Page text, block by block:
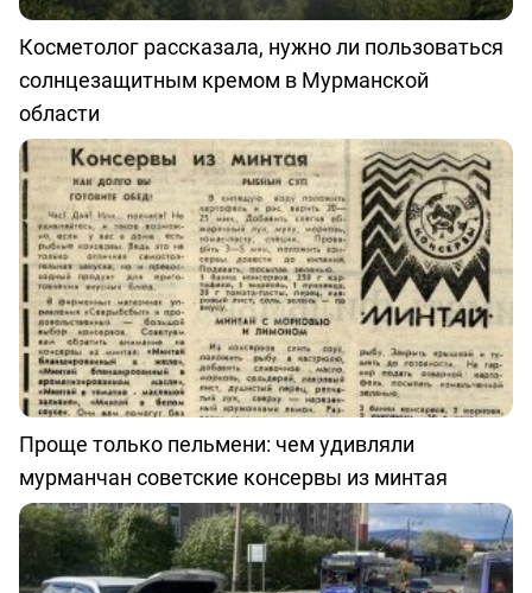
Косметолог рассказала, нужно ли пользоваться
солнцезащитным кремом в Мурманской
области
Проще только пельмени: чем удивляли
мурманчан советские консервы из минтая